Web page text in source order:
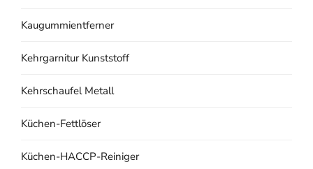
Kaugummientferner
Kehrgarnitur Kunststoff
Kehrschaufel Metall
Küchen-Fettlöser
Küchen-HACCP-Reiniger